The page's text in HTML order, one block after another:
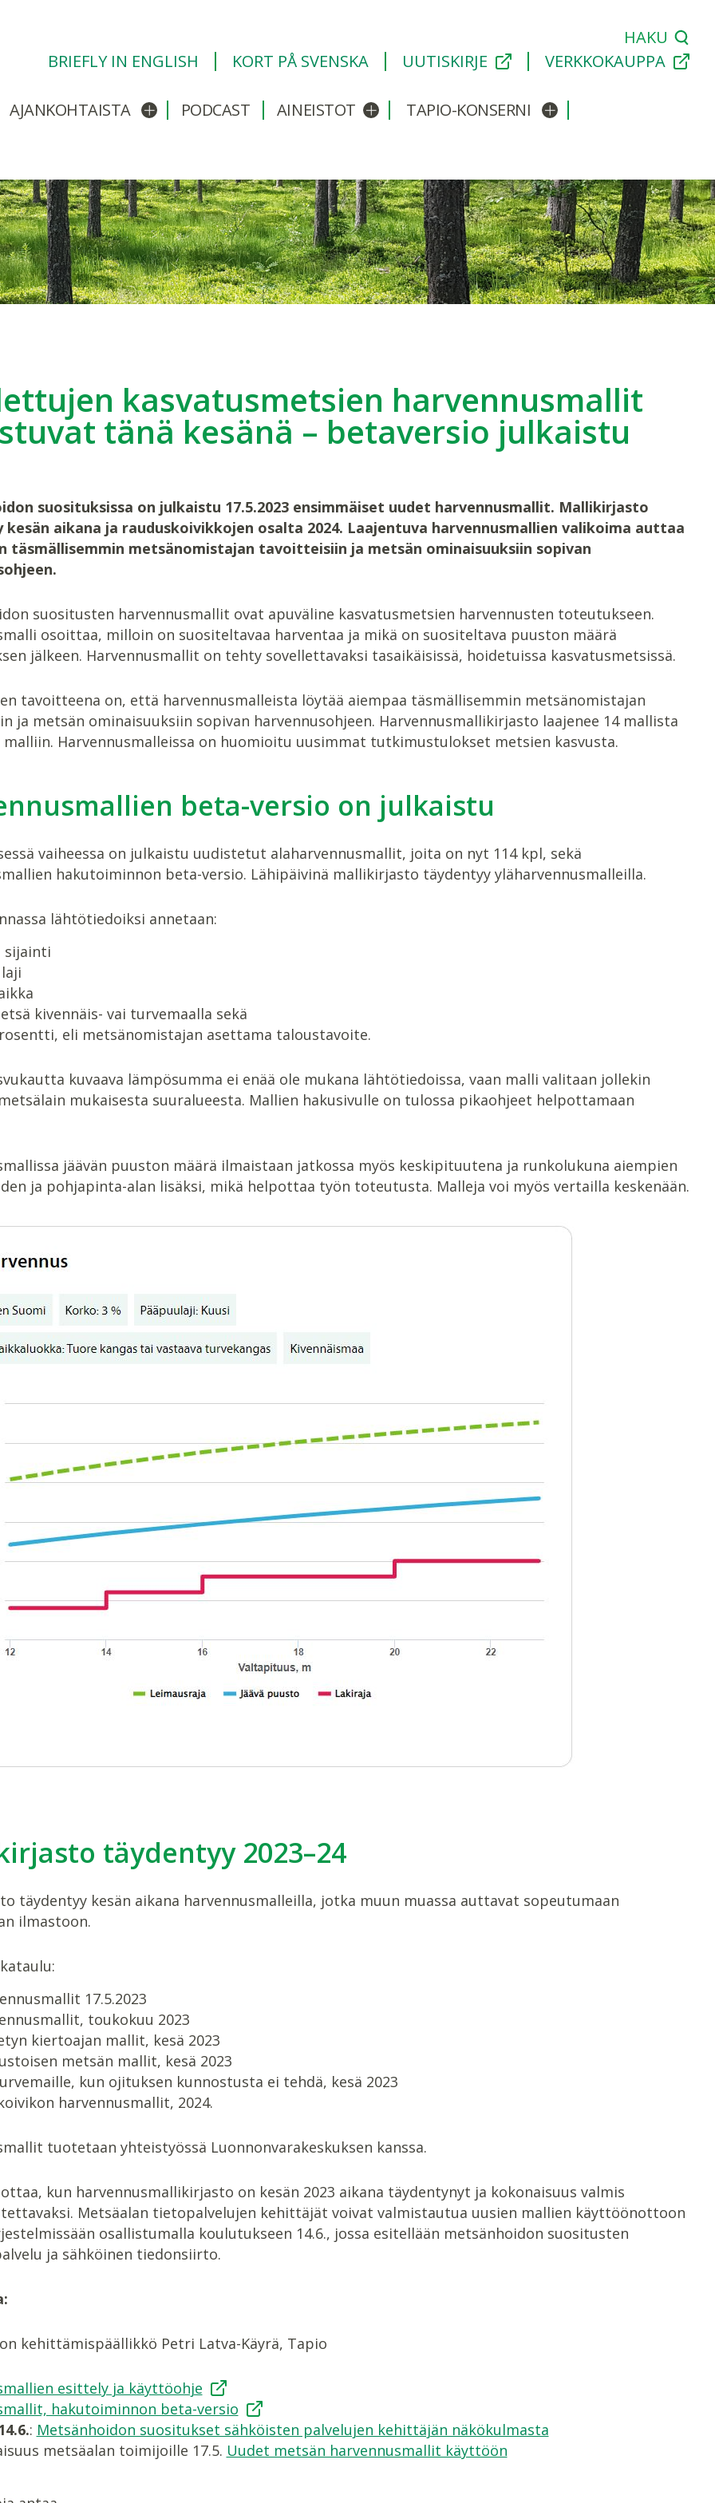
HAKU
BRIEFLY IN ENGLISH
KORT PÅ SVENSKA UUTISKIRJE VERKKOKAUPPA
sulje alavalikko
AJANKOHTAISTA Avaa/sulje alavalikko
PODCAST AINEISTOT Avaa/sulje alavalikko
TAPIO-KONSERNI Avaa/sulje alavalikko
kasvatusmetsien harvennusmallit
tänä kesänä – betaversio julkaistu
suosituksissa on julkaistu 17.5.2023 ensimmäiset uudet harvennusmallit. Mallikirjasto
aikana ja rauduskoivikkojen osalta 2024. Laajentuva harvennusmallien valikoima auttaa
täsmällisemmin metsänomistajan tavoitteisiin ja metsän ominaisuuksiin sopivan
suositusten harvennusmallit ovat apuväline kasvatusmetsien harvennusten toteutukseen.
osoittaa, milloin on suositeltavaa harventaa ja mikä on suositeltava puuston määrä
jälkeen. Harvennusmallit on tehty sovellettavaksi tasaikäisissä, hoidetuissa kasvatusmetsissä.
tavoitteena on, että harvennusmalleista löytää aiempaa täsmällisemmin metsänomistajan
ja metsän ominaisuuksiin sopivan harvennusohjeen. Harvennusmallikirjasto laajenee 14 mallista
Harvennusmalleissa on huomioitu uusimmat tutkimustulokset metsien kasvusta.
beta-versio on julkaistu
vaiheessa on julkaistu uudistetut alaharvennusmallit, joita on nyt 114 kpl, sekä
hakutoiminnon beta-versio. Lähipäivinä mallikirjasto täydentyy yläharvennusmalleilla.
lähtötiedoiksi annetaan:
sijainti
kivennäis- vai turvemaalla sekä
eli metsänomistajan asettama taloustavoite.
kuvaava lämpösumma ei enää ole mukana lähtötiedoissa, vaan malli valitaan jollekin
mukaisesta suuralueesta. Mallien hakusivulle on tulossa pikaohjeet helpottamaan
jäävän puuston määrä ilmaistaan jatkossa myös keskipituutena ja runkolukuna aiempien
ja pohjapinta-alan lisäksi, mikä helpottaa työn toteutusta. Malleja voi myös vertailla keskenään.
täydentyy 2023–24
täydentyy kesän aikana harvennusmalleilla, jotka muun muassa auttavat sopeutumaan
ilmastoon.
17.5.2023
toukokuu 2023
kiertoajan mallit, kesä 2023
metsän mallit, kesä 2023
kun ojituksen kunnostusta ei tehdä, kesä 2023
harvennusmallit, 2024.
tuotetaan yhteistyössä Luonnonvarakeskuksen kanssa.
kun harvennusmallikirjasto on kesän 2023 aikana täydentynyt ja kokonaisuus valmis
Metsäalan tietopalvelujen kehittäjät voivat valmistautua uusien mallien käyttöönottoon
osallistumalla koulutukseen 14.6., jossa esitellään metsänhoidon suositusten
ja sähköinen tiedonsiirto.
kehittämispäällikkö Petri Latva-Käyrä, Tapio
esittely ja käyttöohje
hakutoiminnon beta-versio
: Metsänhoidon suositukset sähköisten palvelujen kehittäjän näkökulmasta
metsäalan toimijoille 17.5. Uudet metsän harvennusmallit käyttöön